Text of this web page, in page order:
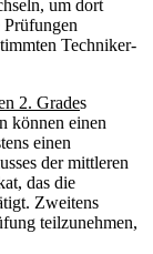
um dort
Techniker-
2. Grades
können einen
einen
der mittleren
das die
Zweitens
teilzunehmen,